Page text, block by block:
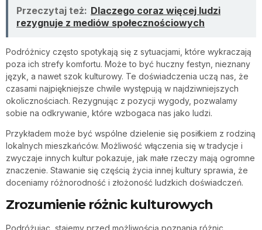
Przeczytaj też: Dlaczego coraz więcej ludzi
rezygnuje z mediów społecznościowych
Podróżnicy często spotykają się z sytuacjami, które wykraczają
poza ich strefy komfortu. Może to być huczny festyn, nieznany
język, a nawet szok kulturowy. Te doświadczenia uczą nas, że
czasami najpiękniejsze chwile występują w najdziwniejszych
okolicznościach. Rezygnując z pozycji wygody, pozwalamy
sobie na odkrywanie, które wzbogaca nas jako ludzi.
Przykładem może być wspólne dzielenie się posiłkiem z rodziną
lokalnych mieszkańców. Możliwość włączenia się w tradycje i
zwyczaje innych kultur pokazuje, jak małe rzeczy mają ogromne
znaczenie. Stawanie się częścią życia innej kultury sprawia, że
doceniamy różnorodność i złożoność ludzkich doświadczeń.
Zrozumienie różnic kulturowych
Podróżując, stajemy przed możliwością poznania różnic